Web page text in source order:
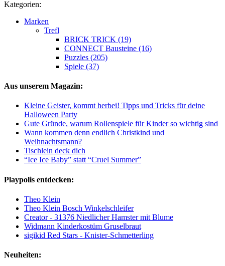
Kategorien:
Marken
Trefl
BRICK TRICK (19)
CONNECT Bausteine (16)
Puzzles (205)
Spiele (37)
Aus unserem Magazin:
Kleine Geister, kommt herbei! Tipps und Tricks für deine
Halloween Party
Gute Gründe, warum Rollenspiele für Kinder so wichtig sind
Wann kommen denn endlich Christkind und
Weihnachtsmann?
Tischlein deck dich
“Ice Ice Baby” statt “Cruel Summer”
Playpolis entdecken:
Theo Klein
Theo Klein Bosch Winkelschleifer
Creator - 31376 Niedlicher Hamster mit Blume
Widmann Kinderkostüm Gruselbraut
sigikid Red Stars - Knister-Schmetterling
Neuheiten: